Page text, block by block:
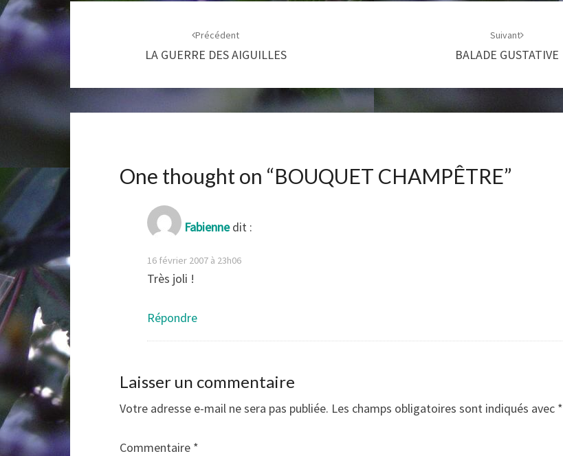
Navigation
d'article
Précédent
LA GUERRE DES AIGUILLES
Suivant
BALADE GUSTATIVE
One thought on “BOUQUET CHAMPÊTRE”
Fabienne dit :
16 février 2007 à 23h06
Très joli !
Répondre
Laisser un commentaire
Votre adresse e-mail ne sera pas publiée. Les champs obligatoires sont indiqués avec *
Commentaire *